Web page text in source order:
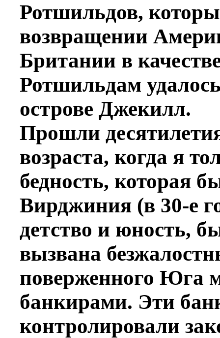
Ротшильдов,
возвращении
Британии в
Ротшильдам
острове Джекилл.
Прошли
возраста, когда я
бедность, которая
Вирджиния (в 30-е
детство и юность,
вызвана
поверженного Юга
банкирами. Эти
контролировали